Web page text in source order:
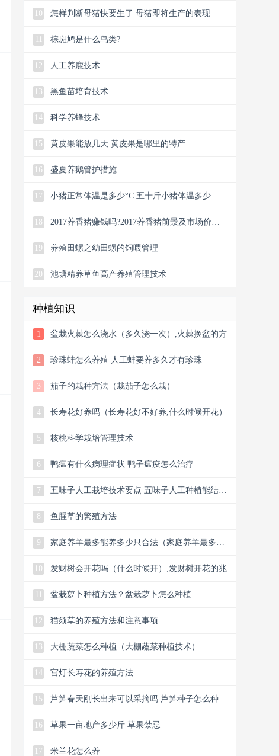
10 怎样判断母猪快要生了 母猪即将生产的表现
棕斑鸠是什么鸟类?
12 人工养鹿技术
13 黑鱼苗培育技术
14 科学养蜂技术
15 黄皮果能放几天 黄皮果是哪里的特产
16 盛夏养鹅管护措施
17
小猪正常体温是多少°C 五十斤小猪体温多少度
18
2017养香猪赚钱吗?2017养香猪前景及市场价格
19
养殖田螺之幼田螺的饲喂管理
20 池塘精养草鱼高产养殖管理技术
种植知识
1 盆栽火棘怎么浇水（多久浇一次）,火棘换盆的方
2 珍珠蚌怎么养殖 人工蚌要养多久才有珍珠
3 茄子的栽种方法（栽茄子怎么栽）
4 长寿花好养吗（长寿花好不好养,什么时候开花）
5 核桃科学栽培管理技术
6 鸭瘟有什么病理症状 鸭子瘟疫怎么治疗
7
五味子人工栽培技术要点 五味子人工种植能结果
8
鱼腥草的繁殖方法
9
家庭养羊最多能养多少只合法（家庭养羊最多可
10
发财树会开花吗（什么时候开）,发财树开花的兆
盆栽萝卜种植方法？盆栽萝卜怎么种植
12 猫须草的养殖方法和注意事项
13 大棚蔬菜怎么种植（大棚蔬菜种植技术）
14 宫灯长寿花的养殖方法
15
芦笋春天刚长出来可以采摘吗 芦笋种子怎么种植
16
草果一亩地产多少斤 草果禁忌
17 米兰花怎么养